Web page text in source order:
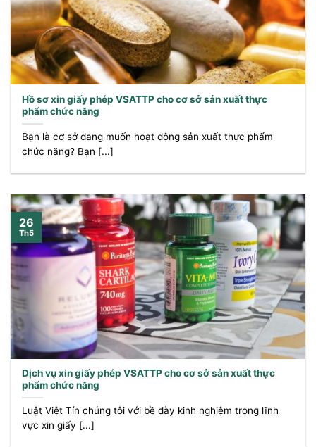
Hồ sơ xin giấy phép VSATTP cho cơ sở sản xuất thực
phẩm chức năng
Bạn là cơ sở đang muốn hoạt động sản xuất thực phẩm
chức năng? Bạn [...]
Dịch vụ xin giấy phép VSATTP cho cơ sở sản xuất thực
phẩm chức năng
Luật Việt Tín chúng tôi với bề dày kinh nghiệm trong lĩnh
vực xin giấy [...]
26
Th5